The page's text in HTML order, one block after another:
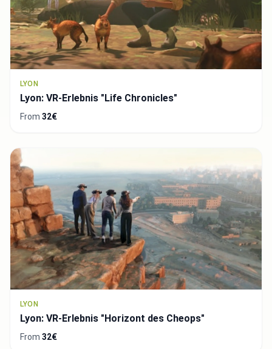
LYON
Lyon: VR-Erlebnis "Life Chronicles"
From 32€
LYON
Lyon: VR-Erlebnis "Horizont des Cheops"
From 32€